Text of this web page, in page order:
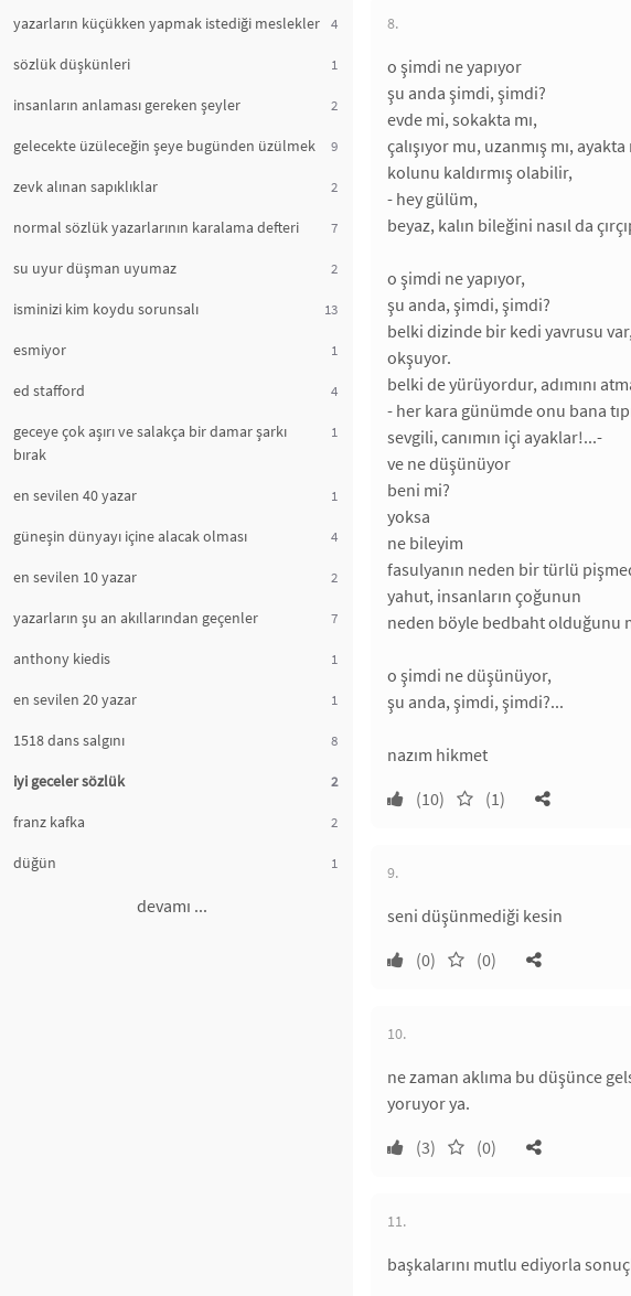
yazarların küçükken yapmak istediği meslekler 4
sözlük düşkünleri 1
insanların anlaması gereken şeyler 2
gelecekte üzüleceğin şeye bugünden üzülmek 9
zevk alınan sapıklıklar 2
normal sözlük yazarlarının karalama defteri 7
su uyur düşman uyumaz 2
isminizi kim koydu sorunsalı 13
esmiyor 1
ed stafford 4
geceye çok aşırı ve salakça bir damar şarkı
bırak
1
en sevilen 40 yazar 1
güneşin dünyayı içine alacak olması 4
en sevilen 10 yazar 2
yazarların şu an akıllarından geçenler 7
anthony kiedis 1
en sevilen 20 yazar 1
1518 dans salgını 8
iyi geceler sözlük 2
franz kafka 2
düğün 1
devamı ...
8.
o şimdi ne yapıyor
şu anda şimdi, şimdi?
evde mi, sokakta mı,
çalışıyor mu, uzanmış mı, ayakta
kolunu kaldırmış olabilir,
- hey gülüm,
beyaz, kalın bileğini nasıl da
o şimdi ne yapıyor,
şu anda, şimdi, şimdi?
belki dizinde bir kedi yavrusu
okşuyor.
belki de yürüyordur, adımını
- her kara günümde onu bana
sevgili, canımın içi ayaklar!...-
ve ne düşünüyor
beni mi?
yoksa
ne bileyim
fasulyanın neden bir türlü
yahut, insanların çoğunun
neden böyle bedbaht olduğunu
o şimdi ne düşünüyor,
şu anda, şimdi, şimdi?...
nazım hikmet
(10)
(1)
9.
seni düşünmediği kesin
(0)
(0)
10.
ne zaman aklıma bu düşünce
yoruyor ya.
(3)
(0)
11.
başkalarını mutlu ediyorla